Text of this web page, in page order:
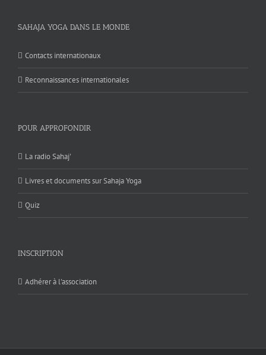
SAHAJA YOGA DANS LE MONDE
Contacts internationaux
Reconnaissances internationales
POUR APPROFONDIR
La radio Sahaj'
Livres et documents sur Sahaja Yoga
Quiz
INSCRIPTION
Adhérer à l'association